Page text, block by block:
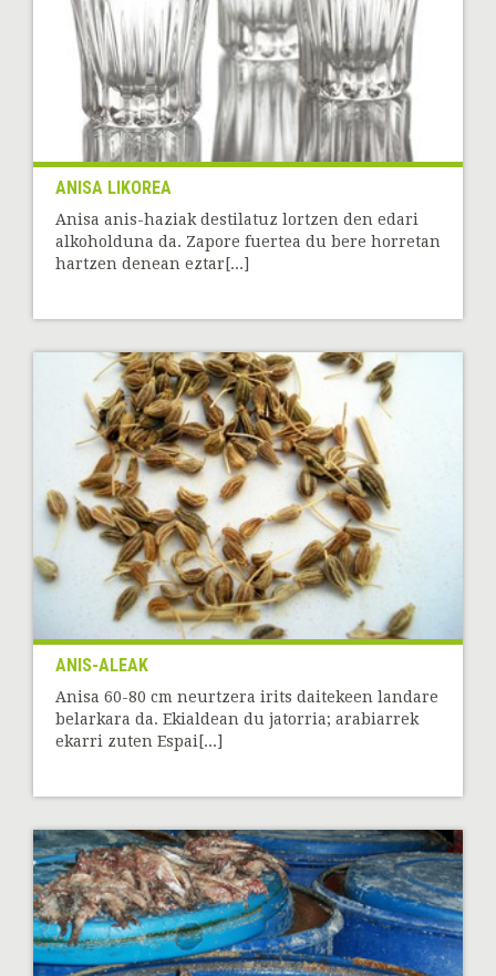
ANISA LIKOREA
Anisa anis-haziak destilatuz lortzen den edari
alkoholduna da. Zapore fuertea du bere horretan
hartzen denean eztar[...]
ANIS-ALEAK
Anisa 60-80 cm neurtzera irits daitekeen landare
belarkara da. Ekialdean du jatorria; arabiarrek
ekarri zuten Espai[...]